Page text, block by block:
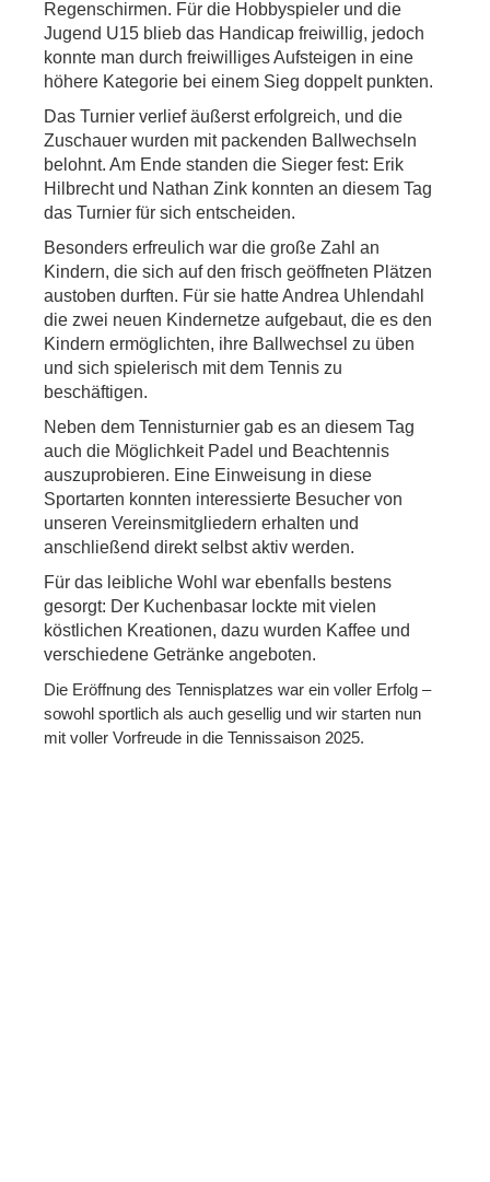
Regenschirmen. Für die Hobbyspieler und die
Jugend U15 blieb das Handicap freiwillig, jedoch
konnte man durch freiwilliges Aufsteigen in eine
höhere Kategorie bei einem Sieg doppelt punkten.
Das Turnier verlief äußerst erfolgreich, und die
Zuschauer wurden mit packenden Ballwechseln
belohnt. Am Ende standen die Sieger fest: Erik
Hilbrecht und Nathan Zink konnten an diesem Tag
das Turnier für sich entscheiden.
Besonders erfreulich war die große Zahl an
Kindern, die sich auf den frisch geöffneten Plätzen
austoben durften. Für sie hatte Andrea Uhlendahl
die zwei neuen Kindernetze aufgebaut, die es den
Kindern ermöglichten, ihre Ballwechsel zu üben
und sich spielerisch mit dem Tennis zu
beschäftigen.
Neben dem Tennisturnier gab es an diesem Tag
auch die Möglichkeit Padel und Beachtennis
auszuprobieren. Eine Einweisung in diese
Sportarten konnten interessierte Besucher von
unseren Vereinsmitgliedern erhalten und
anschließend direkt selbst aktiv werden.
Für das leibliche Wohl war ebenfalls bestens
gesorgt: Der Kuchenbasar lockte mit vielen
köstlichen Kreationen, dazu wurden Kaffee und
verschiedene Getränke angeboten.
Die Eröffnung des Tennisplatzes war ein voller Erfolg –
sowohl sportlich als auch gesellig und wir starten nun
mit voller Vorfreude in die Tennissaison 2025.